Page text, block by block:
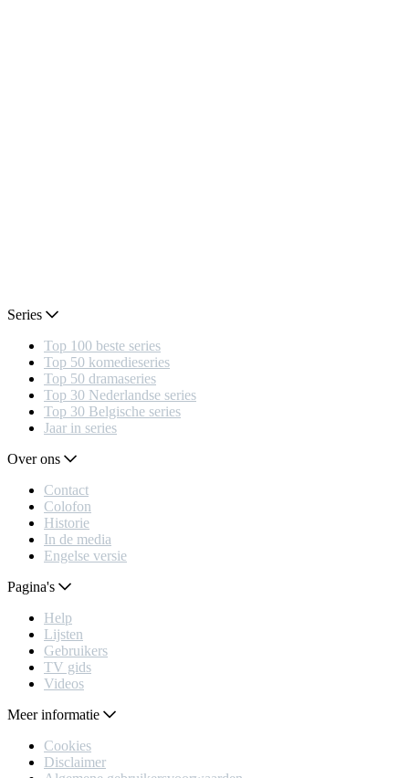
Series
Top 100 beste series
Top 50 komedieseries
Top 50 dramaseries
Top 30 Nederlandse series
Top 30 Belgische series
Jaar in series
Over ons
Contact
Colofon
Historie
In de media
Engelse versie
Pagina's
Help
Lijsten
Gebruikers
TV gids
Videos
Meer informatie
Cookies
Disclaimer